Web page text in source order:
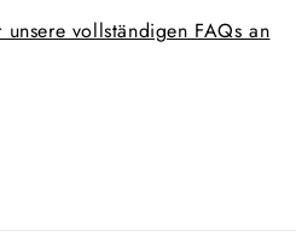
vollständigen FAQs an